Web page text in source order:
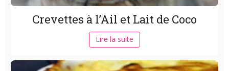
Crevettes à l’Ail et Lait de Coco
Lire la suite